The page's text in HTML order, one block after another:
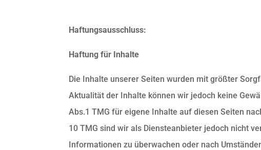
Haftungsausschluss:
Haftung für Inhalte
Die Inhalte unserer Seiten wurden mit größter
Aktualität der Inhalte können wir jedoch keine
Abs.1 TMG für eigene Inhalte auf diesen Seiten
10 TMG sind wir als Diensteanbieter jedoch nicht
Informationen zu überwachen oder nach